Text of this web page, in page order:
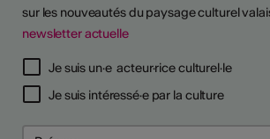
sur les nouveautés du paysage culturel
newsletter actuelle
Je suis un·e acteur·rice culturel·le
Je suis intéressé·e par la culture